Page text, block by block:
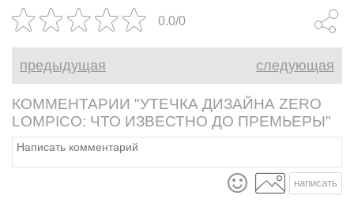
сильно, и вот вам отличный
пример. Знакомьтесь, Zero
SR/F.
годах, но
Zero не
платформы
0.0/0
предыдущая следующая
КОММЕНТАРИИ "УТЕЧКА ДИЗАЙНА ZERO
LOMPICO: ЧТО ИЗВЕСТНО ДО ПРЕМЬЕРЫ"
написать